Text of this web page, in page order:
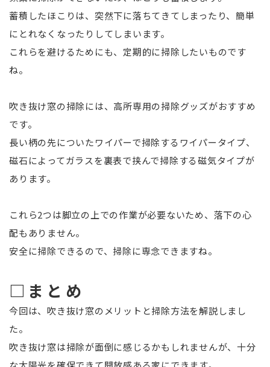
蓄積したほこりは、突然下に落ちてきてしまったり、簡単
にとれなくなったりしてしまいます。
これらを避けるためにも、定期的に掃除したいものです
ね。
吹き抜け窓の掃除には、高所専用の掃除グッズがおすすめ
です。
長い柄の先についたワイパーで掃除するワイパータイプ、
磁石によってガラスを裏表で挟んで掃除する磁気タイプが
あります。
これら2つは脚立の上での作業が必要ないため、落下の心
配もありません。
安全に掃除できるので、掃除に専念できますね。
□まとめ
今回は、吹き抜け窓のメリットと掃除方法を解説しまし
た。
吹き抜け窓は掃除が面倒に感じるかもしれませんが、十分